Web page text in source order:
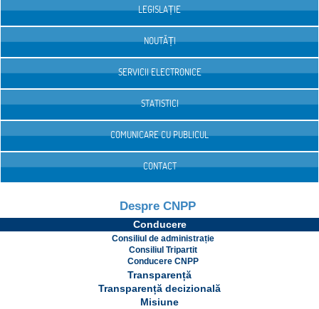
LEGISLAȚIE
NOUTĂȚI
SERVICII ELECTRONICE
STATISTICI
COMUNICARE CU PUBLICUL
CONTACT
Despre CNPP
Conducere
Consiliul de administrație
Consiliul Tripartit
Conducere CNPP
Transparență
Transparență decizională
Misiune